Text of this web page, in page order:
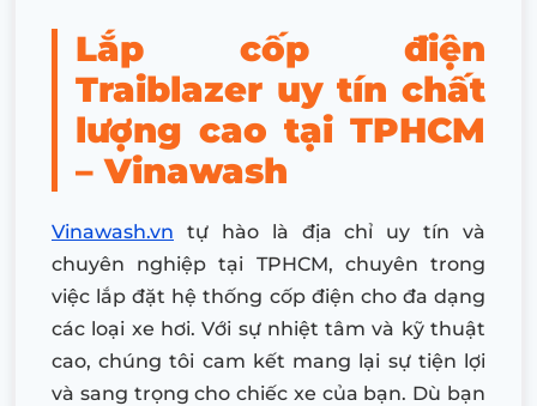
Lắp cốp điện
Traiblazer uy tín chất
lượng cao tại TPHCM
– Vinawash
Vinawash.vn tự hào là địa chỉ uy tín và
chuyên nghiệp tại TPHCM, chuyên trong
việc lắp đặt hệ thống cốp điện cho đa dạng
các loại xe hơi. Với sự nhiệt tâm và kỹ thuật
cao, chúng tôi cam kết mang lại sự tiện lợi
và sang trọng cho chiếc xe của bạn. Dù bạn